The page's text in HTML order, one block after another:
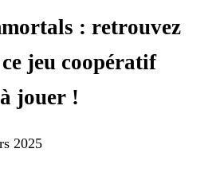
: retrouvez
jeu coopératif
jouer !
2025